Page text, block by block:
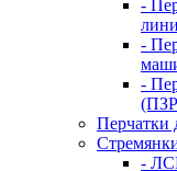
-
-
-
Перчатки
-